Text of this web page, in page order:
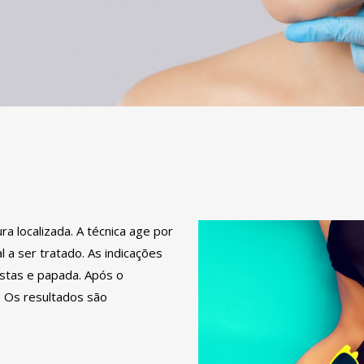
localizada. A técnica age por
ser tratado. As indicações
e papada. Após o
resultados são